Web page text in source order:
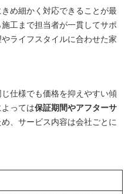
め細かく対応できることが最
工まで担当者が一貫してサポ
ライフスタイルに合わせた家
仕様でも価格を抑えやすい傾
っては保証期間やアフターサ
、サービス内容は会社ごとに